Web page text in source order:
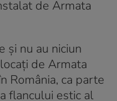
de Armata
şi nu au niciun
de Armata
România, ca parte
flancului estic al